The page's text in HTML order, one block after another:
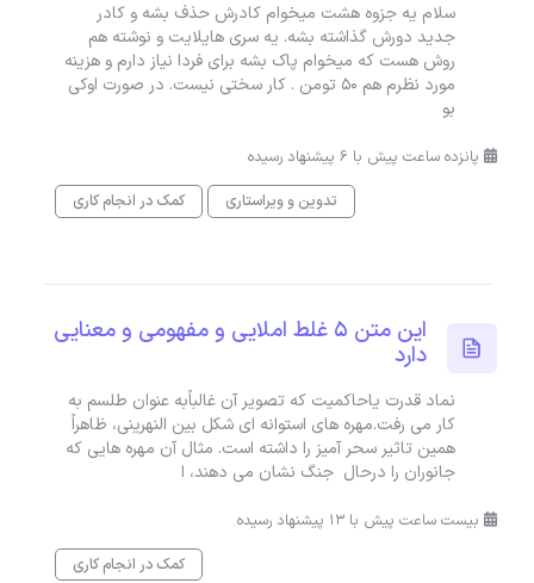
سلام یه جزوه هشت میخوام کادرش حذف بشه و کادر
جدید دورش گذاشته بشه. یه سری هایلایت و نوشته هم
روش هست که میخوام پاک بشه برای فردا نیاز دارم و هزینه
مورد نظرم هم 50 تومن . کار سختی نیست. در صورت اوکی
بو
پانزده ساعت پیش با 6 پیشنهاد رسیده
تدوین و ویراستاری
کمک در انجام کاری
این متن ۵ غلط املایی و مفهومی و معنایی
دارد
نماد قدرت یاحاکمیت که تصویر آن غالباًبه عنوان طلسم به
کار می رفت.مهره های استوانه ای شکل بین النهرینی، ظاهراً
همین تاثیر سحر آمیز را داشته است. مثال آن مهره هایی که
جانوران را درحال جنگ نشان می دهند، ا
بیست ساعت پیش با 13 پیشنهاد رسیده
کمک در انجام کاری